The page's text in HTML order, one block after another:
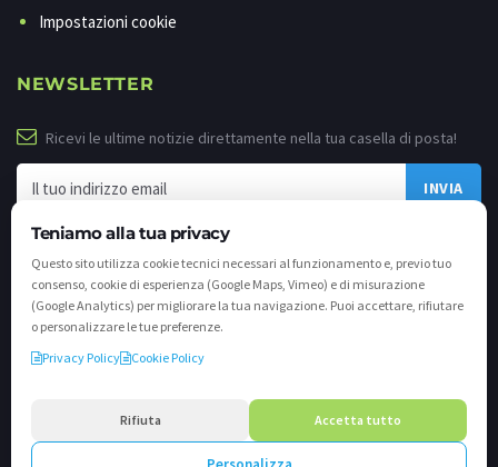
Teniamo alla tua privacy
Questo sito utilizza cookie tecnici necessari al funzionamento e, previo tuo
consenso, cookie di esperienza (Google Maps, Vimeo) e di misurazione
(Google Analytics) per migliorare la tua navigazione. Puoi accettare, rifiutare
o personalizzare le tue preferenze.
Privacy Policy
Cookie Policy
Rifiuta Accetta tutto
Impostazioni cookie
NEWSLETTER
Ricevi le ultime notizie direttamente nella tua casella di posta!
Darfo Boario Terme (Bs) P.IVA e C.F. 02539810982 - REA / CCIAA (Bs) n. 458309
cap. soc. €894.900,00 i.v.